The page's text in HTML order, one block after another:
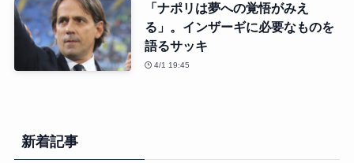
「ナポリは夢への覚悟がみえ
る」。インザーギに必要なものを
語るサッキ
4/1 19:45
新着記事